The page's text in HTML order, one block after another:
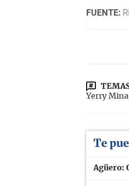
FUENTE:
Yerry
Te
Agüero: